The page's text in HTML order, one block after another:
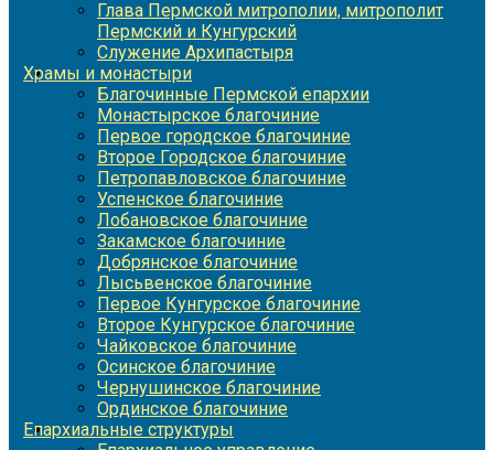
Глава Пермской митрополии, митрополит
Пермский и Кунгурский
Служение Архипастыря
Храмы и монастыри
Благочинные Пермской епархии
Монастырское благочиние
Первое городское благочиние
Второе Городское благочиние
Петропавловское благочиние
Успенское благочиние
Лобановское благочиние
Закамское благочиние
Добрянское благочиние
Лысьвенское благочиние
Первое Кунгурское благочиние
Второе Кунгурское благочиние
Чайковское благочиние
Осинское благочиние
Чернушинское благочиние
Ординское благочиние
Епархиальные структуры